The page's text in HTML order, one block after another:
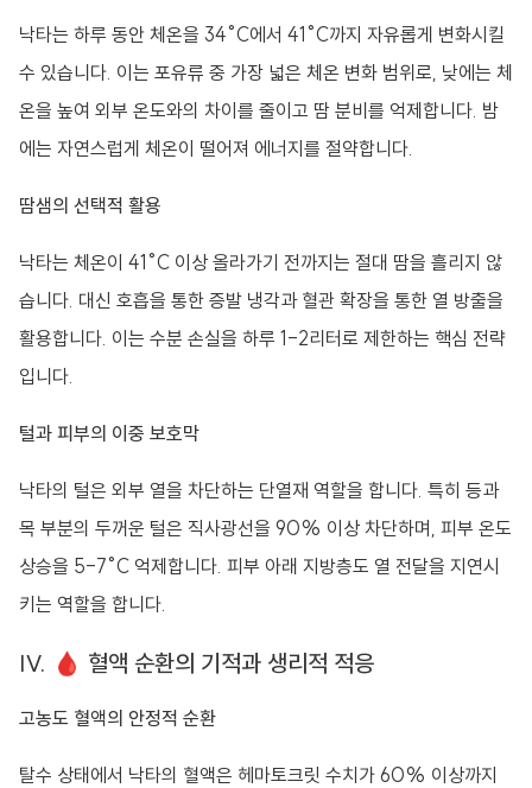
낙타는 하루 동안 체온을 34°C에서 41°C까지 자유롭게 변화시킬
수 있습니다. 이는 포유류 중 가장 넓은 체온 변화 범위로, 낮에는 체
온을 높여 외부 온도와의 차이를 줄이고 땀 분비를 억제합니다. 밤
에는 자연스럽게 체온이 떨어져 에너지를 절약합니다.
땀샘의 선택적 활용
낙타는 체온이 41°C 이상 올라가기 전까지는 절대 땀을 흘리지 않
습니다. 대신 호흡을 통한 증발 냉각과 혈관 확장을 통한 열 방출을
활용합니다. 이는 수분 손실을 하루 1-2리터로 제한하는 핵심 전략
입니다.
털과 피부의 이중 보호막
낙타의 털은 외부 열을 차단하는 단열재 역할을 합니다. 특히 등과
목 부분의 두꺼운 털은 직사광선을 90% 이상 차단하며, 피부 온도
상승을 5-7°C 억제합니다. 피부 아래 지방층도 열 전달을 지연시
키는 역할을 합니다.
IV. 🩸 혈액 순환의 기적과 생리적 적응
고농도 혈액의 안정적 순환
탈수 상태에서 낙타의 혈액은 헤마토크릿 수치가 60% 이상까지